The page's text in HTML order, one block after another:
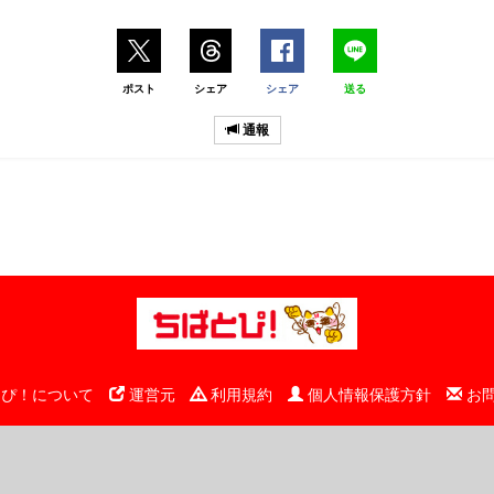
ポスト シェア シェア 送る
通報
！について 運営元 利用規約 個人情報保護方針 お